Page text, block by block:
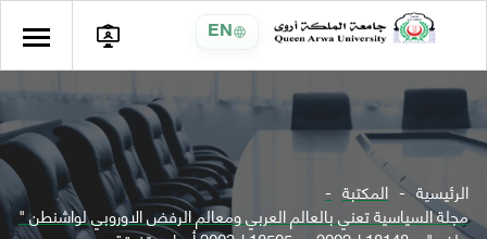
EN
الرئيسية المكتبة
مجلة السياسية تعني بالعالم العربي ومعالم الرفض الاوروبي لواشنطن "